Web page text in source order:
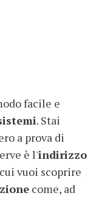
facile e
. Stai
a prova di
è l'indirizzo
vuoi scoprire
come, ad